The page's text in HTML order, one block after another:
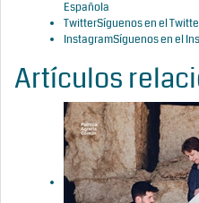
Española
TwitterSíguenos en el
InstagramSíguenos en el
Artículos